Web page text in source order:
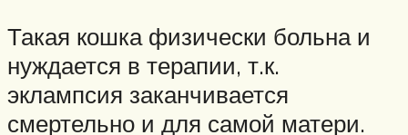
Такая кошка физически больна и
нуждается в терапии, т.к.
эклампсия заканчивается
смертельно и для самой матери.